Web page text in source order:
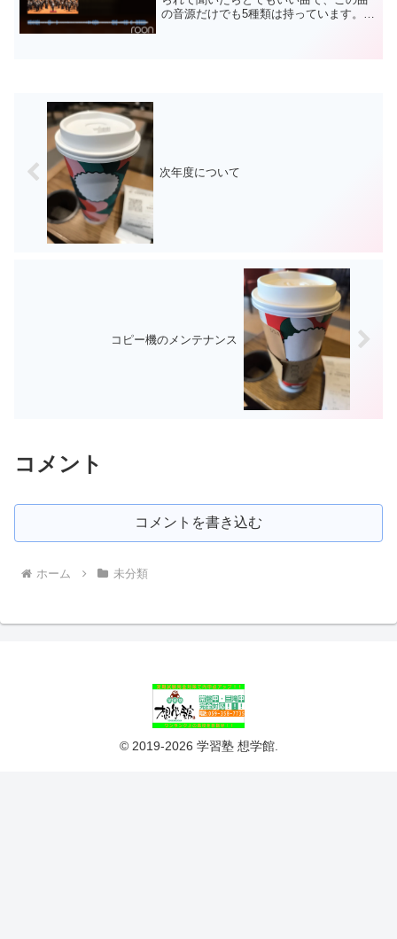
の音源だけでも5種類は持っています。そ
次年度について
コピー機のメンテナンス
コメント
コメントを書き込む
ホーム 未分類
© 2019-2026 学習塾 想学館.